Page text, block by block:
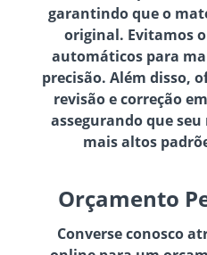
garantindo que o
original. Evitamos
automáticos para
precisão. Além disso,
revisão e correção
assegurando que
mais altos
Orçamento
Converse conosco